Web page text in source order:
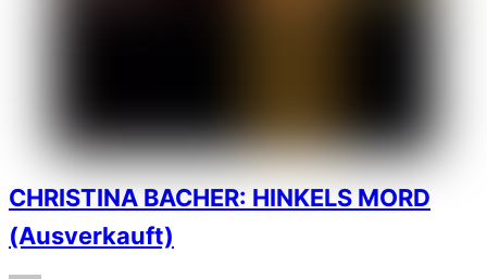
CHRISTINA BACHER: HINKELS MORD
(Ausverkauft)